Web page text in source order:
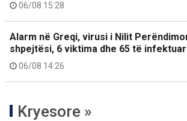
06/08 15:28
Alarm në Greqi, virusi i Nilit
shpejtësi, 6 viktima dhe 65 të infektuar
06/08 14:26
Kryesore »